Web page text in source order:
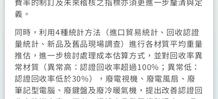
義。
同時，利用4種統計方法（進口貿易統計、回收認證
量統計、新品及舊品現場調查）進行各材質平均重量
推估，進一步檢討處理成本估算方式，並對回收率異
常材質（異常高：認證回收率超過100%；異常低：
認證回收率低於30%），廢電視機、廢電風扇、廢
筆記型電腦、廢鍵盤及廢冷暖氣機，提出改善認證回